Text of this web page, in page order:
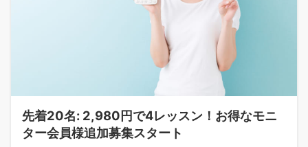
先着20名: 2,980円で4レッスン！お得なモニ
ター会員様追加募集スタート